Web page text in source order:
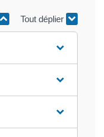
Tout déplier